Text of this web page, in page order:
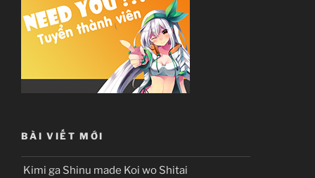
BÀI VIẾT MỚI
Kimi ga Shinu made Koi wo Shitai